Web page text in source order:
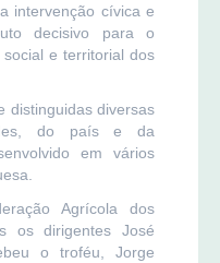
intervenção cívica e
decisivo para o
e territorial dos
distinguidas diversas
do país e da
em vários
Agrícola dos
os dirigentes José
o troféu, Jorge